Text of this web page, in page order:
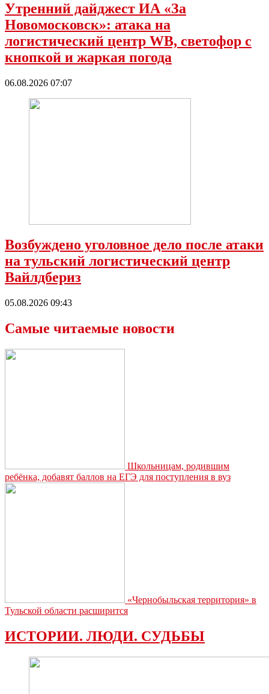
Утренний дайджест ИА «За
Новомосковск»: атака на
логистический центр WB, светофор с
кнопкой и жаркая погода
06.08.2026 07:07
Возбуждено уголовное дело после атаки
на тульский логистический центр
Вайлдбериз
05.08.2026 09:43
Самые читаемые новости
Школьницам, родившим
ребёнка, добавят баллов на ЕГЭ для поступления в вуз
«Чернобыльская территория» в
Тульской области расширится
ИСТОРИИ. ЛЮДИ. СУДЬБЫ